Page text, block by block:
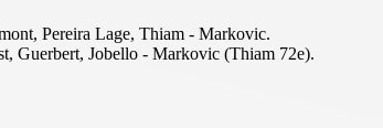
Pereira Lage, Thiam - Markovic.
Guerbert, Jobello - Markovic (Thiam 72e).